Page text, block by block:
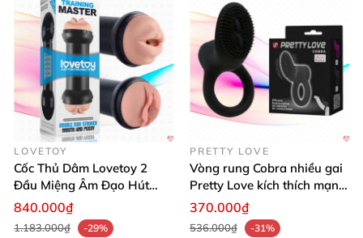
LOVETOY
Cốc Thủ Dâm Lovetoy 2
Đầu Miệng Âm Đạo Hút
Thăng Hoa
840.000₫
1.183.000₫
-29%
PRETTY LOVE
Vòng rung Cobra nhiều gai
Pretty Love kích thích mạnh
tăng khoái cảm
370.000₫
536.000₫
-31%